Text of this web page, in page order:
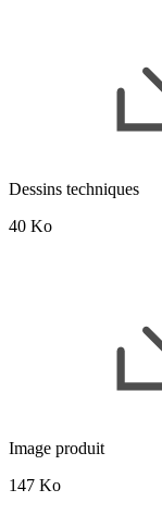
Dessins techniques
40 Ko
Image produit
147 Ko